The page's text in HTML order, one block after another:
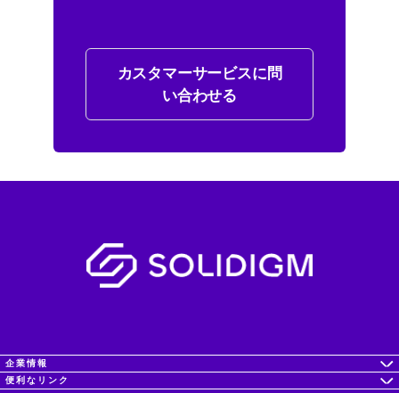
カスタマーサービスに問
い合わせる
企業情報
便利なリンク